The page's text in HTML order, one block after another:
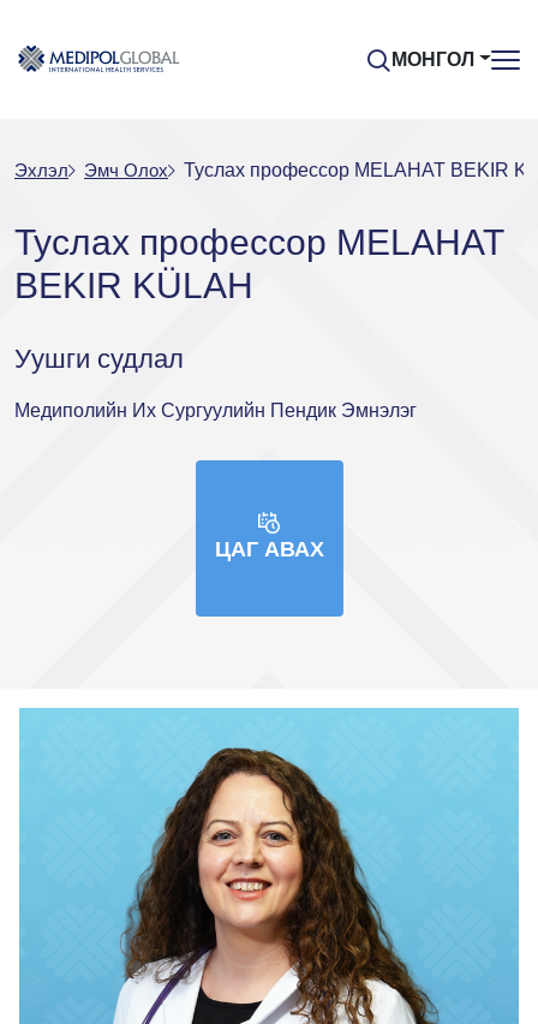
МОНГОЛ
Эхлэл Эмч Oлох Туслах профессор MELAHAT BEKIR
Туслах профессор MELAHAT
BEKIR KÜLAH
Уушги судлал
Медиполийн Их Сургуулийн Пендик Эмнэлэг
ЦАГ АВАХ